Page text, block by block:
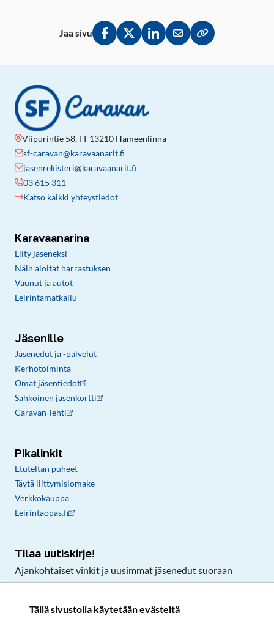
Tällä sivustolla käytetään evästeitä
Jaa sivu
Jaa Facebookissa
Jaa Twitterissä
Jaa LinkedInissä
Jaa sähköpostitse
Kopioi linkki
Viipurintie 58, FI-13210 Hämeenlinna
sf-caravan@karavaanarit.fi
jasenrekisteri@karavaanarit.fi
03 615 311
Katso kaikki yhteystiedot
Karavaanarina
Liity jäseneksi
Näin aloitat harrastuksen
Vaunut ja autot
Leirintämatkailu
Jäsenille
Jäsenedut ja -palvelut
Kerhotoiminta
Omat jäsentiedot
Sähköinen jäsenkortti
Caravan-lehti
Pikalinkit
Etuteltan puheet
Täytä liittymislomake
Verkkokauppa
Leirintäopas.fi
Tilaa uutiskirje!
Ajankohtaiset vinkit ja uusimmat jäsenedut suoraan